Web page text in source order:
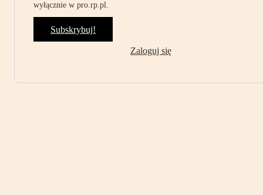
wyłącznie w pro.rp.pl.
Subskrybuj!
Zaloguj się